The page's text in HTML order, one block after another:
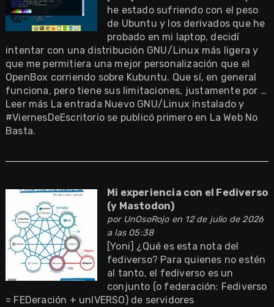
he estado sufriendo con el peso
de Ubuntu y los derivados que he
probado en mi laptop, decidí
intentar con una distribución GNU/Linux más ligera y
que me permitiera una mejor personalización que el
OpenBox corriendo sobre Kubuntu. Que sí, en general
funciona, pero tiene sus limitaciones, justamente por …
Leer más La entrada Nuevo GNU/Linux instalado y
#ViernesDeEscritorio se publicó primero en La Web No
Basta.
Mi experiencia con el Fediverso
(y Mastodon)
por UnOsoRojoen 12 de julio de 2026
a las 05:38
[Yoni] ¿Qué es esta nota del
fediverso? Para quienes no estén
al tanto, el fediverso es un
conjunto (o federación: Fediverso
= FEDeración + unIVERSO) de servidores